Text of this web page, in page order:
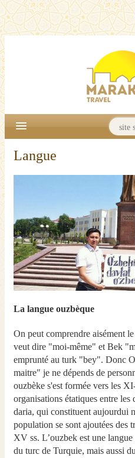
Langue
La langue ouzbèque
On peut comprendre aisément
veut dire "moi-même" et Bek
emprunté au turk "bey". Donc
maitre" je ne dépends de
ouzbèke s'est formée vers les
organisations étatiques entre
daria, qui constituent aujourdui
population se sont ajoutées
XV ss. L’ouzbek est une
du turc de Turquie, mais aussi